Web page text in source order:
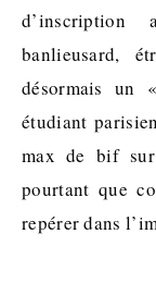
d’inscription
banlieusard,
désormais un
étudiant
max de bif
pourtant que
repérer dans